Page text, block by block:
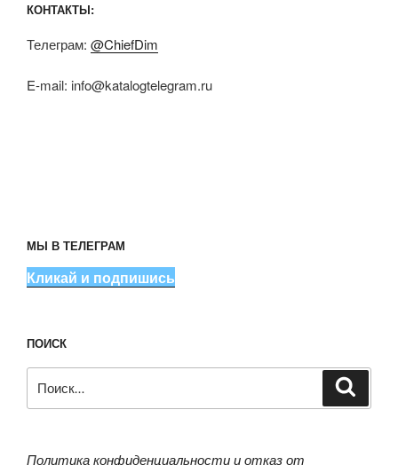
КОНТАКТЫ:
Телеграм: @ChiefDim
E-mail: info@katalogtelegram.ru
МЫ В ТЕЛЕГРАМ
Кликай и подпишись
ПОИСК
Политика конфиденциальности и отказ от